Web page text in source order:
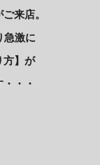
来店。
急激に
方】が
・・